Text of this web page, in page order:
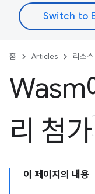
홈 Articles 리소스
Wasm
리 첨가
이 페이지의 내용